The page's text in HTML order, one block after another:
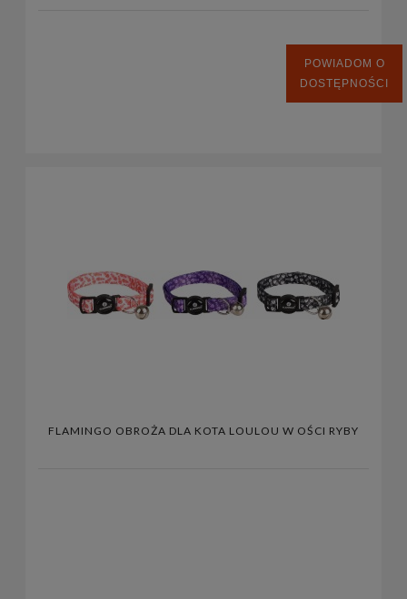
POWIADOM O
DOSTĘPNOŚCI
FLAMINGO OBROŻA DLA KOTA LOULOU W OŚCI RYBY